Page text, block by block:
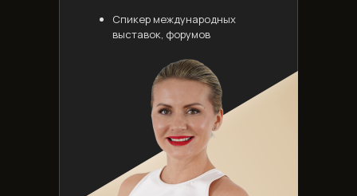
Спикер международных
выставок, форумов